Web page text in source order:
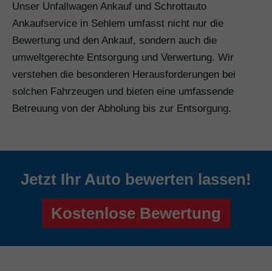
Unser Unfallwagen Ankauf und Schrottauto
Ankaufservice in Sehlem umfasst nicht nur die
Bewertung und den Ankauf, sondern auch die
umweltgerechte Entsorgung und Verwertung. Wir
verstehen die besonderen Herausforderungen bei
solchen Fahrzeugen und bieten eine umfassende
Betreuung von der Abholung bis zur Entsorgung.
Jetzt Ihr Auto bewerten lassen!
Kostenlose Bewertung